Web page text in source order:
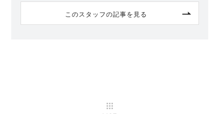
このスタッフの記事を見る